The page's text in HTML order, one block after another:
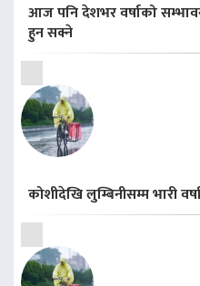
आज पनि देशभर वर्षाको
हुन सक्ने
कोशीदेखि लुम्बिनीसम्म भारी